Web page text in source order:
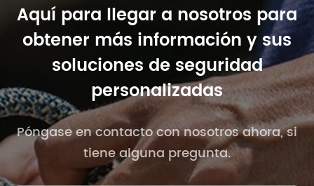
Aquí para llegar a nosotros para
obtener más información y sus
soluciones de seguridad
personalizadas
Póngase en contacto con nosotros ahora, si
tiene alguna pregunta.